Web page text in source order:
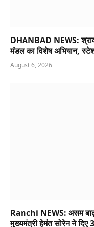
DHANBAD NEWS:
मंडल का विशेष अभियान,
August 6, 2026
Ranchi NEWS: असम बाढ़
मुख्यमंत्री हेमंत सोरेन ने दिए